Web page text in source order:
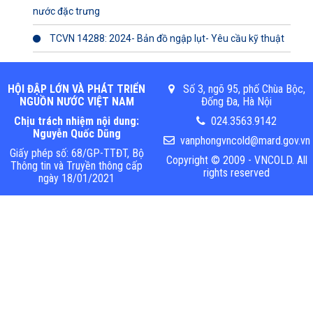
nước đặc trưng
TCVN 14288: 2024- Bản đồ ngập lụt- Yêu cầu kỹ thuật
HỘI ĐẬP LỚN VÀ PHÁT TRIỂN
NGUỒN NƯỚC VIỆT NAM
Chịu trách nhiệm nội dung:
Nguyễn Quốc Dũng
Giấy phép số: 68/GP-TTĐT, Bộ
Thông tin và Truyền thông cấp
ngày 18/01/2021
Số 3, ngõ 95, phố Chùa Bộc,
Đống Đa, Hà Nội
024.3563.9142
vanphongvncold@mard.gov.vn
Copyright © 2009 - VNCOLD. All
rights reserved